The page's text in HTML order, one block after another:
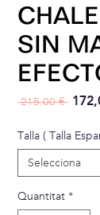
SIN
215,00 € Preu
Talla ( Talla
Quantitat *